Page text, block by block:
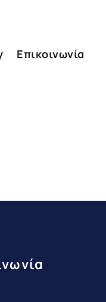
Επικοινωνία